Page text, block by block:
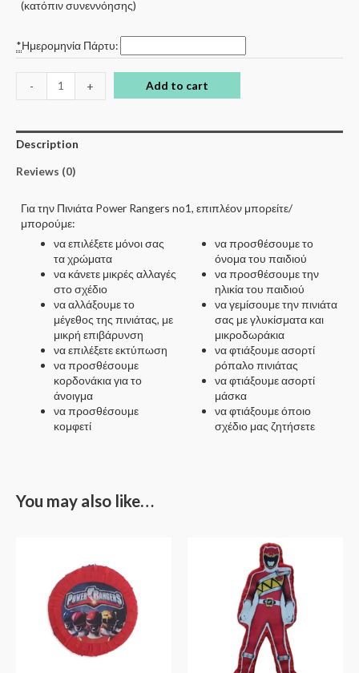
(κατόπιν συνεννόησης)
*Ημερομηνία Πάρτυ:
- + Add to cart
Description
Reviews (0)
Για την Πινιάτα Power Rangers no1, επιπλέον μπορείτε/
μπορούμε:
να επιλέξετε μόνοι σας
τα χρώματα
να κάνετε μικρές αλλαγές
στο σχέδιο
να αλλάξουμε το
μέγεθος της πινιάτας, με
μικρή επιβάρυνση
να επιλέξετε εκτύπωση
να προσθέσουμε
κορδονάκια για το
άνοιγμα
να προσθέσουμε
κομφετί
να προσθέσουμε το
όνομα του παιδιού
να προσθέσουμε την
ηλικία του παιδιού
να γεμίσουμε την πινιάτα
σας με γλυκίσματα και
μικροδωράκια
να φτιάξουμε ασορτί
ρόπαλο πινιάτας
να φτιάξουμε ασορτί
μάσκα
να φτιάξουμε όποιο
σχέδιο μας ζητήσετε
You may also like…